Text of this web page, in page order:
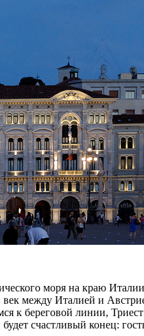
моря на краю
между Италией и
к береговой линии,
счастливый конец: